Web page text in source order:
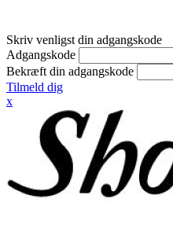
Skriv venligst din adgangskode
Adgangskode
Bekræft din adgangskode
Tilmeld dig
x